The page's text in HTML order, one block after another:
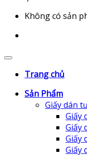
Không có sản
Trang chủ
Sản Phẩm
Giấy dán
Giấy
Giấy
Giấy
Giấy